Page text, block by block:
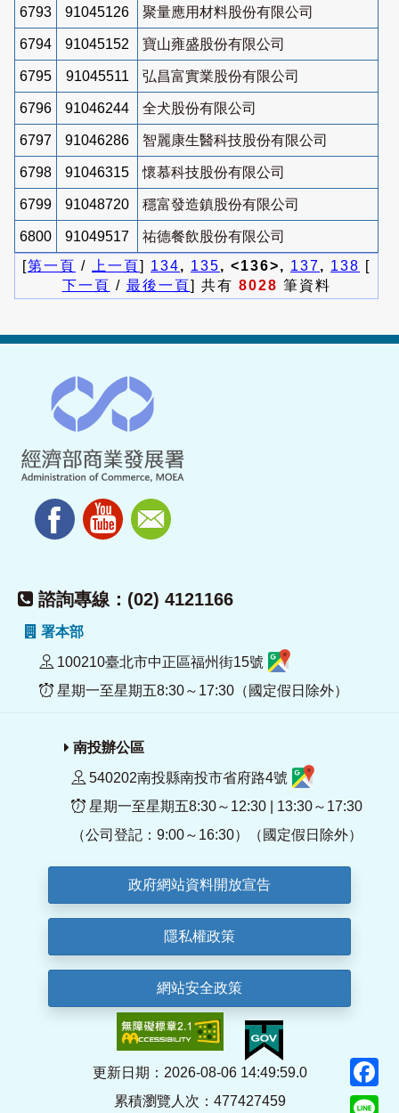
6793 91045126 聚量應用材料股份有限公司
6794 91045152 寶山雍盛股份有限公司
6795 91045511 弘昌富實業股份有限公司
6796 91046244 全犬股份有限公司
6797 91046286 智麗康生醫科技股份有限公司
6798 91046315 懷慕科技股份有限公司
6799 91048720 穩富發造鎮股份有限公司
6800 91049517
祐德餐飲股份有限公司
[第一頁 / 上一頁] 134, 135, <136>, 137, 138 [
下一頁 / 最後一頁] 共有 8028 筆資料
諮詢專線：(02) 4121166
署本部
100210臺北市中正區福州街15號
星期一至星期五8:30～17:30（國定假日除外）
南投辦公區
540202南投縣南投市省府路4號
星期一至星期五8:30～12:30 | 13:30～17:30
（公司登記：9:00～16:30）（國定假日除外）
政府網站資料開放宣告
隱私權政策
網站安全政策
更新日期：2026-08-06 14:49:59.0
累積瀏覽人次：477427459